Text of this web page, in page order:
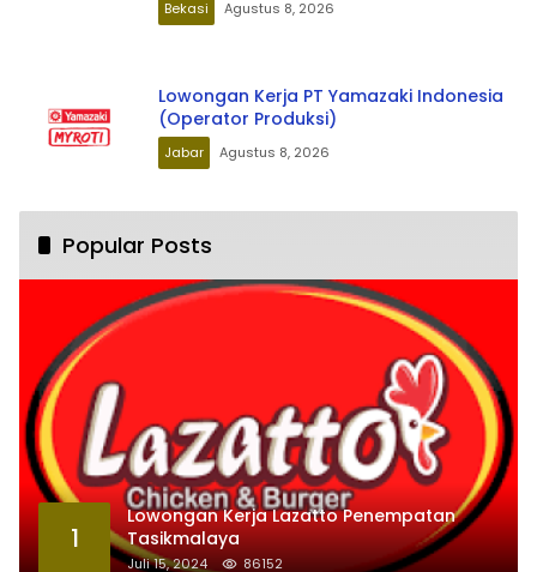
Bekasi Agustus 8, 2026
Lowongan Kerja PT Yamazaki Indonesia
(Operator Produksi)
Jabar Agustus 8, 2026
Popular Posts
1
Lowongan Kerja Lazatto Penempatan
Tasikmalaya
Juli 15, 2024 86152